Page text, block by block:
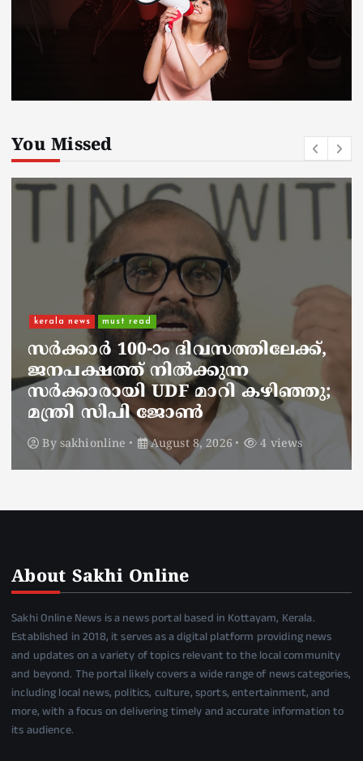
You Missed
നാടെങ്ങും പൊലീസ് തിരയുന്നു,
ചായകുടിക്കാൻ എടപ്പാളിലെത്തി
അർജുൻ ആയങ്കി;
സഞ്ചരിക്കുന്നത് വാഹനങ്ങൾ
മാറ്റി
By sakhionline August 8, 2026 6 views
About Sakhi Online
Sakhi Online News is a news portal based in Kottayam, Kerala.
Established in 2018, it serves as a digital platform providing news
and updates on a variety of topics relevant to the local community
and beyond. The portal likely covers a wide range of news categories,
including local news, politics, culture, sports, entertainment, and
more, with a focus on delivering timely and accurate information to
its audience.